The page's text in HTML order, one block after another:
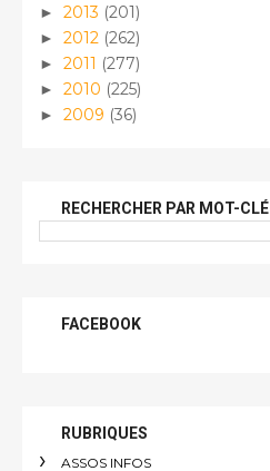
► 2013 (201)
► 2012 (262)
► 2011 (277)
► 2010 (225)
► 2009 (36)
RECHERCHER PAR MOT-CLÉ
FACEBOOK
RUBRIQUES
ASSOS INFOS